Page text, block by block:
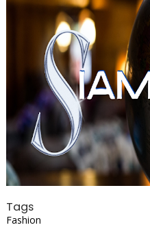
Tags
Fashion